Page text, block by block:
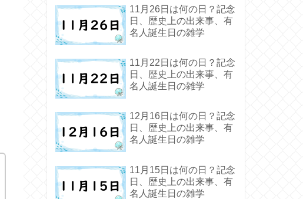
11月26日は何の日？記念
日、歴史上の出来事、有
名人誕生日の雑学
11月22日は何の日？記念
日、歴史上の出来事、有
名人誕生日の雑学
12月16日は何の日？記念
日、歴史上の出来事、有
名人誕生日の雑学
11月15日は何の日？記念
日、歴史上の出来事、有
名人誕生日の雑学